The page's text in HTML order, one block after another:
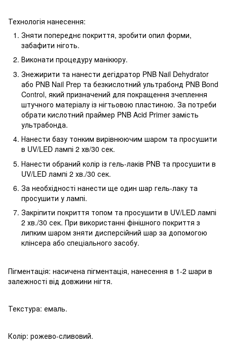
Технологія нанесення:
Зняти попереднє покриття, зробити опил форми,
забафити ніготь.
Виконати процедуру манікюру.
Знежирити та нанести дегідратор PNB Nail Dehydrator
або PNB Nail Prep та безкислотний ультрабонд PNB Bond
Control, який призначений для покращення зчеплення
штучного матеріалу із нігтьовою пластиною. За потреби
обрати кислотний праймер PNB Acid Primer замість
ультрабонда.
Нанести базу тонким вирівнюючим шаром та просушити
в UV/LED лампі 2 хв/30 сек.
Нанести обраний колір із гель-лаків PNB та просушити в
UV/LED лампі 2 хв./30 сек.
За необхідності нанести ще один шар гель-лаку та
просушити у лампі.
Закріпити покриття топом та просушити в UV/LED лампі
2 хв./30 сек. При використанні фінішного покриття з
липким шаром зняти дисперсійний шар за допомогою
клінсера або cпеціального засобу.
Пігментація: насичена пігментація, нанесення в 1-2 шари в
залежності від довжини нігтя.
Текстура: емаль.
Колір: рожево-сливовий.